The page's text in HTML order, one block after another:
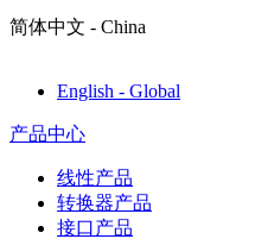
简体中文 - China
English - Global
产品中心
线性产品
转换器产品
接口产品